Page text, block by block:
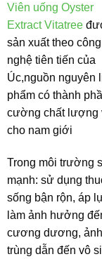
Viên uống Oyster
Extract Vitatree
sản xuất theo công
nghệ tiên tiến của
Úc,nguồn nguyên
phẩm có thành
cường chất lượng
cho nam giới
Trong môi trường
mạnh: sử dụng
sống bận rộn, áp
làm ảnh hưởng
cương dương,
trùng dẫn đến vô